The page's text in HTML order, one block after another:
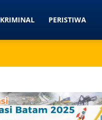
KRIMINAL PERISTIWA